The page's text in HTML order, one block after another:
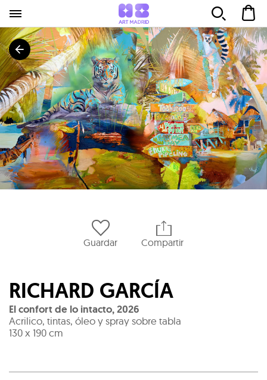
Guardar Compartir
RICHARD GARCÍA
El confort de lo intacto,2026
Acrilico, tintas, óleo y spray sobre tabla
130 x 190 cm